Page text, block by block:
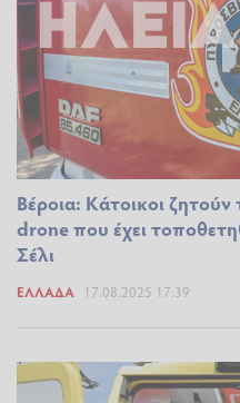
Βέροια: Κάτοικοι
drone που έχει
Σέλι
ΕΛΛΆΔΑ 17.08.2025 17:39